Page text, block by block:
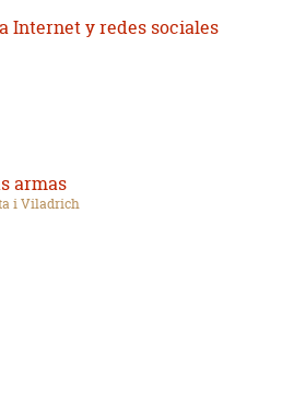
Internet y redes sociales
armas
i Viladrich